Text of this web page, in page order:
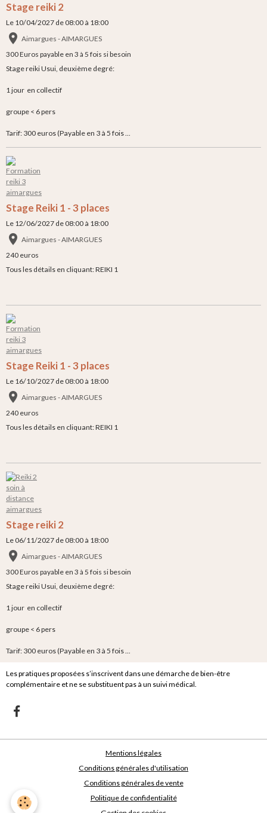
Stage reiki 2
Le 10/04/2027 de 08:00 à 18:00
Aimargues - AIMARGUES
300 Euros payable en 3 à 5 fois si besoin
Stage reiki Usui, deuxième degré:
1 jour en collectif
groupe < 6 pers
Tarif: 300 euros (Payable en 3 à 5 fois ...
Stage Reiki 1 - 3 places
Le 12/06/2027 de 08:00 à 18:00
Aimargues - AIMARGUES
240 euros
Tous les détails en cliquant: REIKI 1
Stage Reiki 1 - 3 places
Le 16/10/2027 de 08:00 à 18:00
Aimargues - AIMARGUES
240 euros
Tous les détails en cliquant: REIKI 1
Stage reiki 2
Le 06/11/2027 de 08:00 à 18:00
Aimargues - AIMARGUES
300 Euros payable en 3 à 5 fois si besoin
Stage reiki Usui, deuxième degré:
1 jour en collectif
groupe < 6 pers
Tarif: 300 euros (Payable en 3 à 5 fois ...
Les pratiques proposées s’inscrivent dans une démarche de bien-être
complémentaire et ne se substituent pas à un suivi médical.
Mentions légales
Conditions générales d'utilisation
Conditions générales de vente
Politique de confidentialité